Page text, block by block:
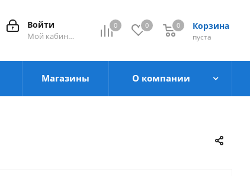
0 0 Корзина
0
пуста
0
Войти
Мой кабинет
Магазины О компании